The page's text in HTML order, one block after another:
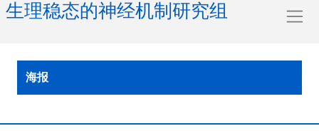
生理稳态的神经机制研究组
海报